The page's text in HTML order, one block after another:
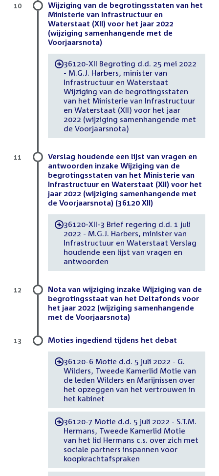
Wijziging van de begrotingsstaten van het
Ministerie van Infrastructuur en
Waterstaat (XII) voor het jaar 2022
(wijziging samenhangende met de
Voorjaarsnota)
-36120-XII Begroting d.d. 25 mei 2022
- M.G.J. Harbers, minister van
Infrastructuur en Waterstaat
Wijziging van de begrotingsstaten
van het Ministerie van Infrastructuur
en Waterstaat (XII) voor het jaar
2022 (wijziging samenhangende met
de Voorjaarsnota)
10
Verslag houdende een lijst van vragen en
antwoorden inzake Wijziging van de
begrotingsstaten van het Ministerie van
Infrastructuur en Waterstaat (XII) voor het
jaar 2022 (wijziging samenhangende met
de Voorjaarsnota) (36120 XII)
-36120-XII-3 Brief regering d.d. 1 juli
2022 - M.G.J. Harbers, minister van
Infrastructuur en Waterstaat Verslag
houdende een lijst van vragen en
antwoorden
11
Nota van wijziging inzake Wijziging van de
begrotingsstaat van het Deltafonds voor
het jaar 2022 (wijziging samenhangende
met de Voorjaarsnota)
12
Moties ingediend tijdens het debat
-36120-6 Motie d.d. 5 juli 2022 - G.
Wilders, Tweede Kamerlid Motie van
de leden Wilders en Marijnissen over
het opzeggen van het vertrouwen in
het kabinet
-36120-7 Motie d.d. 5 juli 2022 - S.T.M.
Hermans, Tweede Kamerlid Motie
van het lid Hermans c.s. over zich met
sociale partners inspannen voor
koopkrachtafspraken
13